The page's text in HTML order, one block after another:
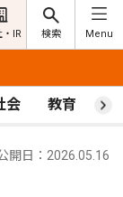
・IR 検索 Menu
会 教育 ス
開日：2026.05.16